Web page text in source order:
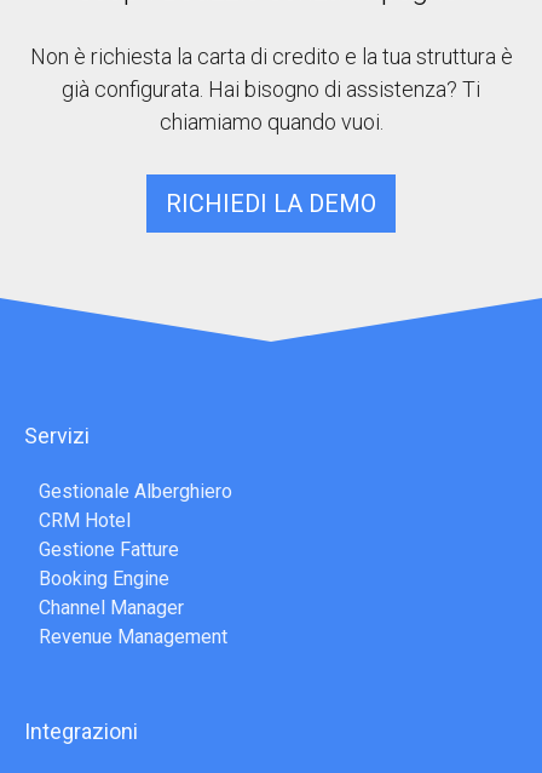
Non è richiesta la carta di credito e la tua struttura è
già configurata. Hai bisogno di assistenza? Ti
chiamiamo quando vuoi.
RICHIEDI LA DEMO
Servizi
Gestionale Alberghiero
CRM Hotel
Gestione Fatture
Booking Engine
Channel Manager
Revenue Management
Integrazioni